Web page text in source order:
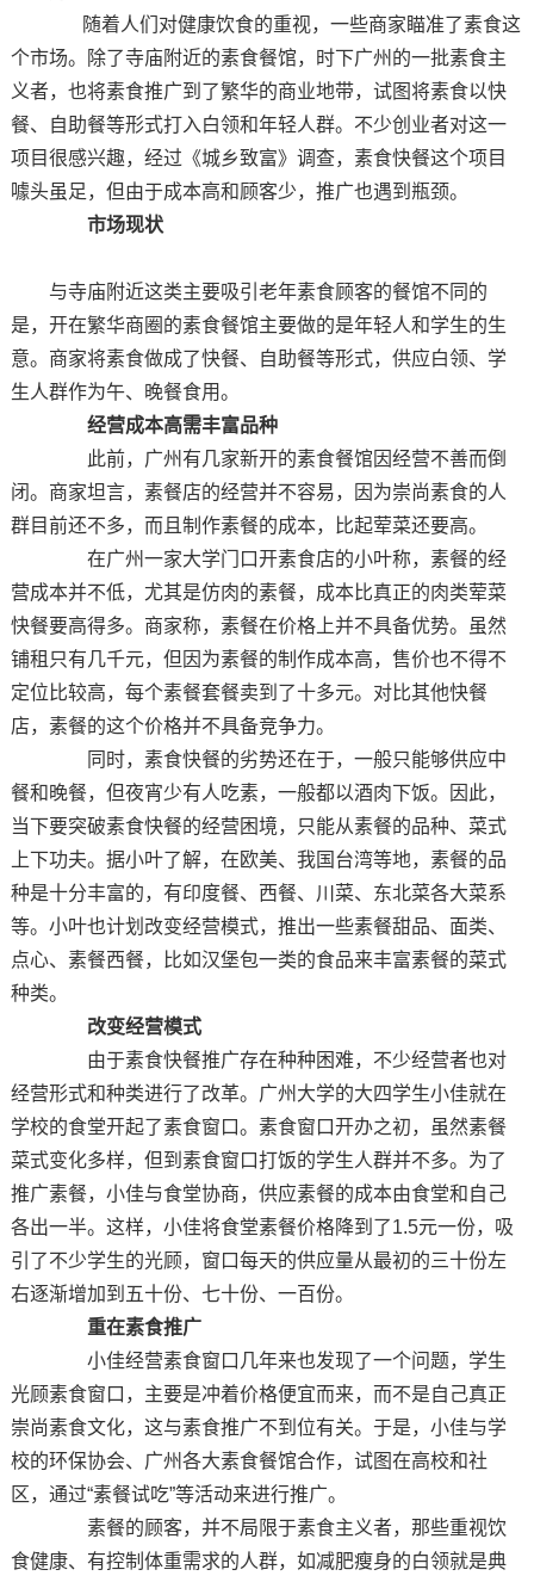
随着人们对健康饮食的重视，一些商家瞄准了素食这
个市场。除了寺庙附近的素食餐馆，时下广州的一批素食主
义者，也将素食推广到了繁华的商业地带，试图将素食以快
餐、自助餐等形式打入白领和年轻人群。不少创业者对这一
项目很感兴趣，经过《城乡致富》调查，素食快餐这个项目
噱头虽足，但由于成本高和顾客少，推广也遇到瓶颈。
市场现状
与寺庙附近这类主要吸引老年素食顾客的餐馆不同的
是，开在繁华商圈的素食餐馆主要做的是年轻人和学生的生
意。商家将素食做成了快餐、自助餐等形式，供应白领、学
生人群作为午、晚餐食用。
经营成本高需丰富品种
此前，广州有几家新开的素食餐馆因经营不善而倒
闭。商家坦言，素餐店的经营并不容易，因为崇尚素食的人
群目前还不多，而且制作素餐的成本，比起荤菜还要高。
在广州一家大学门口开素食店的小叶称，素餐的经
营成本并不低，尤其是仿肉的素餐，成本比真正的肉类荤菜
快餐要高得多。商家称，素餐在价格上并不具备优势。虽然
铺租只有几千元，但因为素餐的制作成本高，售价也不得不
定位比较高，每个素餐套餐卖到了十多元。对比其他快餐
店，素餐的这个价格并不具备竞争力。
同时，素食快餐的劣势还在于，一般只能够供应中
餐和晚餐，但夜宵少有人吃素，一般都以酒肉下饭。因此，
当下要突破素食快餐的经营困境，只能从素餐的品种、菜式
上下功夫。据小叶了解，在欧美、我国台湾等地，素餐的品
种是十分丰富的，有印度餐、西餐、川菜、东北菜各大菜系
等。小叶也计划改变经营模式，推出一些素餐甜品、面类、
点心、素餐西餐，比如汉堡包一类的食品来丰富素餐的菜式
种类。
改变经营模式
由于素食快餐推广存在种种困难，不少经营者也对
经营形式和种类进行了改革。广州大学的大四学生小佳就在
学校的食堂开起了素食窗口。素食窗口开办之初，虽然素餐
菜式变化多样，但到素食窗口打饭的学生人群并不多。为了
推广素餐，小佳与食堂协商，供应素餐的成本由食堂和自己
各出一半。这样，小佳将食堂素餐价格降到了1.5元一份，吸
引了不少学生的光顾，窗口每天的供应量从最初的三十份左
右逐渐增加到五十份、七十份、一百份。
重在素食推广
小佳经营素食窗口几年来也发现了一个问题，学生
光顾素食窗口，主要是冲着价格便宜而来，而不是自己真正
崇尚素食文化，这与素食推广不到位有关。于是，小佳与学
校的环保协会、广州各大素食餐馆合作，试图在高校和社
区，通过“素餐试吃”等活动来进行推广。
素餐的顾客，并不局限于素食主义者，那些重视饮
食健康、有控制体重需求的人群，如减肥瘦身的白领就是典